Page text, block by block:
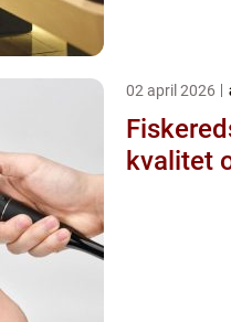
02 april 2026
kvalitet